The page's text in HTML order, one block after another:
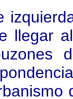
llegar